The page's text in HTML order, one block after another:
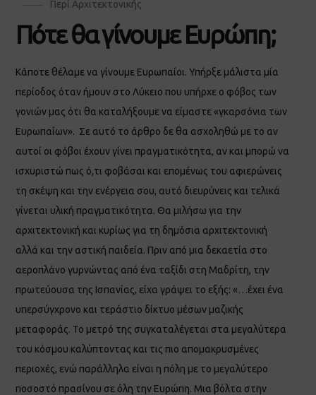
Περί Αρχιτεκτονικής
Πότε θα γίνουμε Ευρώπη;
Κάποτε θέλαμε να γίνουμε Ευρωπαίοι. Υπήρξε μάλιστα μία
περίοδος όταν ήμουν στο Λύκειο που υπήρχε ο φόβος των
γονιών μας ότι θα καταλήξουμε να είμαστε «γκαρσόνια των
Ευρωπαίων». Σε αυτό το άρθρο δε θα ασχοληθώ με το αν
αυτοί οι φόβοι έχουν γίνει πραγματικότητα, αν και μπορώ να
ισχυριστώ πως ό,τι φοβάσαι και επομένως του αφιερώνεις
τη σκέψη και την ενέργεια σου, αυτό διευρύνεις και τελικά
γίνεται υλική πραγματικότητα. Θα μιλήσω για την
αρχιτεκτονική και κυρίως για τη δημόσια αρχιτεκτονική
αλλά και την αστική παιδεία. Πριν από μια δεκαετία στο
αεροπλάνο γυρνώντας από ένα ταξίδι στη Μαδρίτη, την
πρωτεύουσα της Ισπανίας, είχα γράψει το εξής: «…έχει ένα
υπερσύγχρονο και τεράστιο δίκτυο μέσων μαζικής
μεταφοράς. Το μετρό της συγκαταλέγεται στα μεγαλύτερα
του κόσμου καλύπτοντας και τις πιο απομακρυσμένες
περιοχές, ενώ παράλληλα είναι η πόλη με το μεγαλύτερο
ποσοστό πρασίνου σε όλη την Ευρώπη. Μια βόλτα στην